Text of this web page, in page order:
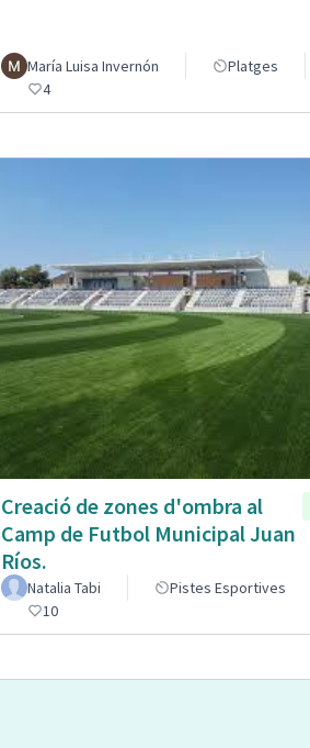
María Luisa Invernón Platges
4
Creació de zones d'ombra al
Camp de Futbol Municipal Juan
Ríos.
Natalia Tabi Pistes Esportives
10